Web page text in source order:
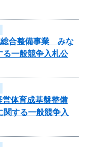
総合整備事業 みな
一般競争入札公
営体育成基盤整備
関する一般競争入